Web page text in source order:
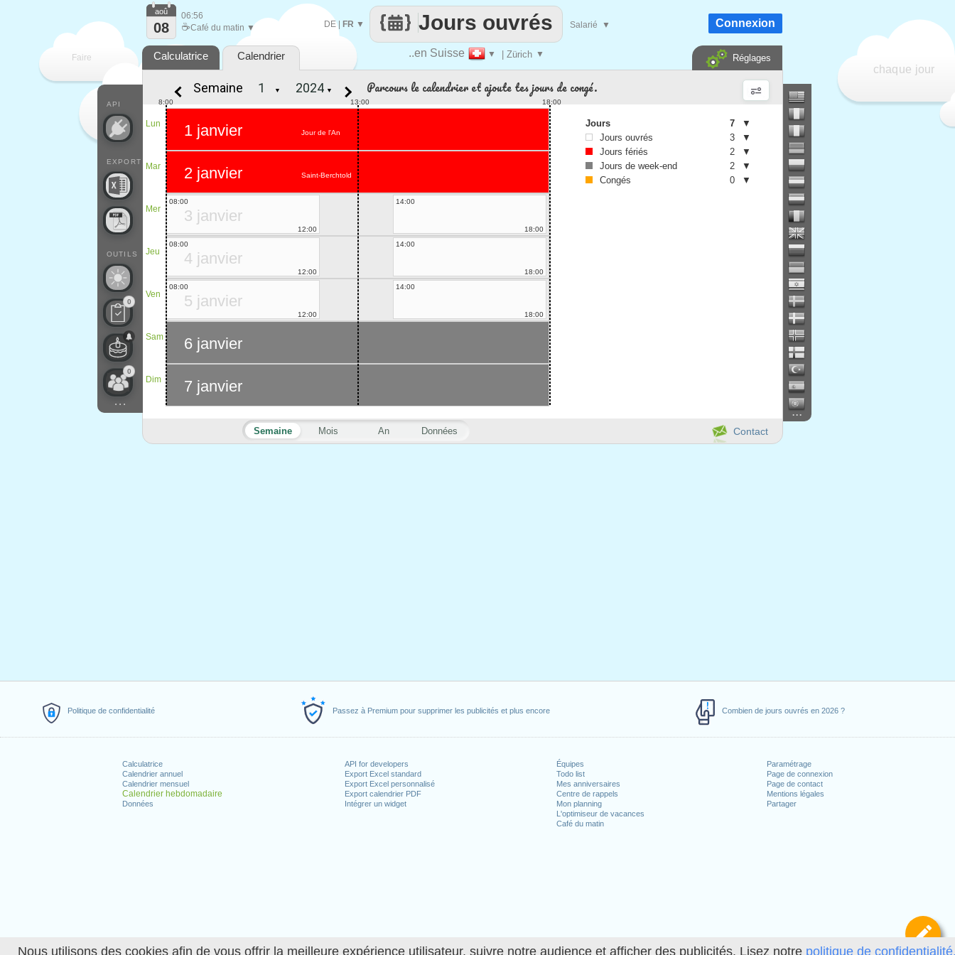
Nous utilisons des cookies afin de vous offrir la meilleure expérience utilisateur, suivre notre audience et afficher des publicités. Lisez notre politique de
Politique de confidentialité Passez à Premium pour supprimer les publicités et plus encore Combien de jours ouvrés en 2026 ?
Calculatrice
Calendrier annuel
Calendrier mensuel
Calendrier hebdomadaire
Données
API for developers
Export Excel standard
Export Excel personnalisé
Export calendrier PDF
Intégrer un widget
Équipes
Todo list
Mes anniversaires
Centre de rappels
Mon planning
L'optimiseur de vacances
Café du matin
Paramétrage
Page de connexion
Page de contact
Mentions légales
Partager
Faire
que
chaque jour
..en Suisse ▼ | Zürich ▼
Jours ouvrés
DE| FR ▼ Salarié ▼
API
EXPORT
OUTILS
0
0
...
aoû
08
06:56
☕Café du matin ▼ Connexion
Calculatrice Calendrier Réglages
...
Contact
Semaine Mois An Données
Semaine ▼ ▼ Parcours le calendrier et ajoute tes jours de congé.
Lun
Mar
Mer
Jeu
Ven
Sam
Dim
13:00
8:00 18:00
Jour de l'An
1 janvier
Saint-Berchtold
2 janvier
3 janvier
08:00
12:00
14:00
18:00
4 janvier
08:00
12:00
14:00
18:00
5 janvier
08:00
12:00
14:00
18:00
6 janvier
7 janvier
Jours 7
▼
Jours ouvrés
3
▼
Jours fériés
2
▼
Jours de week-end
2
▼
Congés
0 ▼